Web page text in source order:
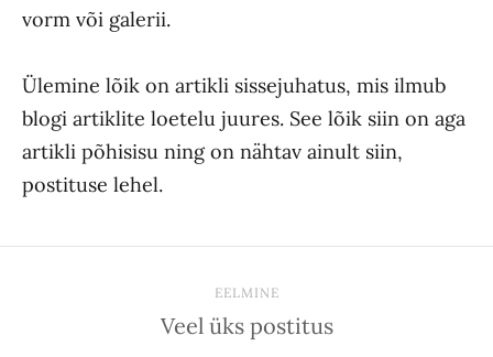
vorm või galerii.
Ülemine lõik on artikli sissejuhatus, mis ilmub
blogi artiklite loetelu juures. See lõik siin on aga
artikli põhisisu ning on nähtav ainult siin,
postituse lehel.
EELMINE
Veel üks postitus